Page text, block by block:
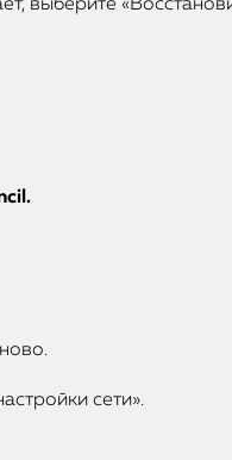
выберите
сети».